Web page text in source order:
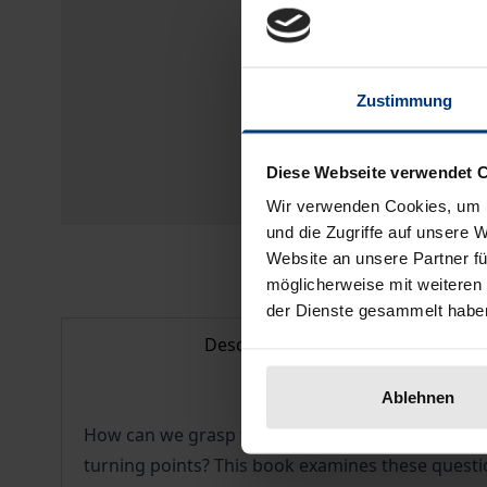
Zustimmung
Diese Webseite verwendet
Wir verwenden Cookies,
und die Zugriffe auf unsere
Website an unsere Partner
möglicherweise mit
der Dienste gesammelt
Ablehnen
Description
How can we grasp the concept of turning
turning points? This book examines these